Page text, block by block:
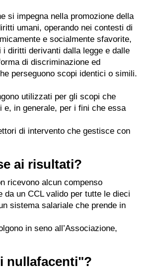
si impegna nella promozione della
umani, operando nei contesti di
e socialmente sfavorite,
diritti derivanti dalla legge e dalle
di discriminazione ed
perseguono scopi identici o simili.
utilizzati per gli scopi che
e, in generale, per i fini che essa
di intervento che gestisce con
ai risultati?
ricevono alcun compenso
un CCL valido per tutte le dieci
sistema salariale che prende in
in seno all’Associazione,
nullafacenti"?